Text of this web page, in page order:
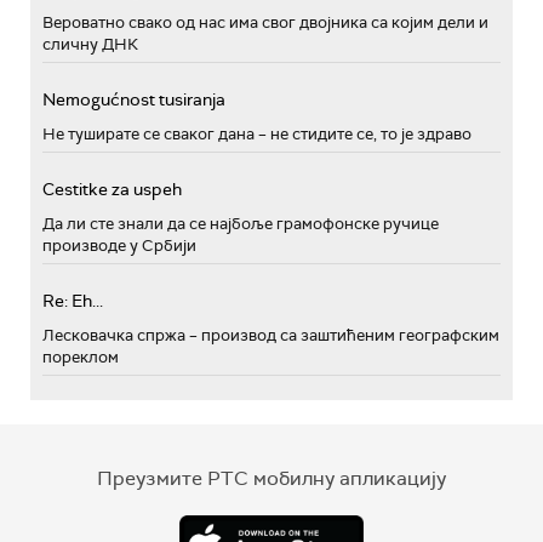
Вероватно свако од нас има свог двојника са којим дели и
сличну ДНК
Nemogućnost tusiranja
Не туширате се сваког дана – не стидите се, то је здраво
Cestitke za uspeh
Да ли сте знали да се најбоље грамофонске ручице
производе у Србији
Re: Eh...
Лесковачка спржа – производ са заштићеним географским
пореклом
Преузмите РТС мобилну апликацију